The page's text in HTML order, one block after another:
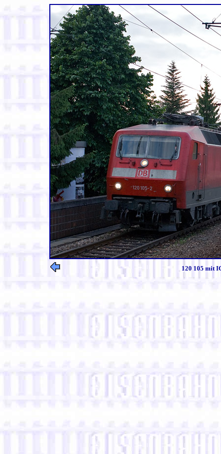
120 105 mit